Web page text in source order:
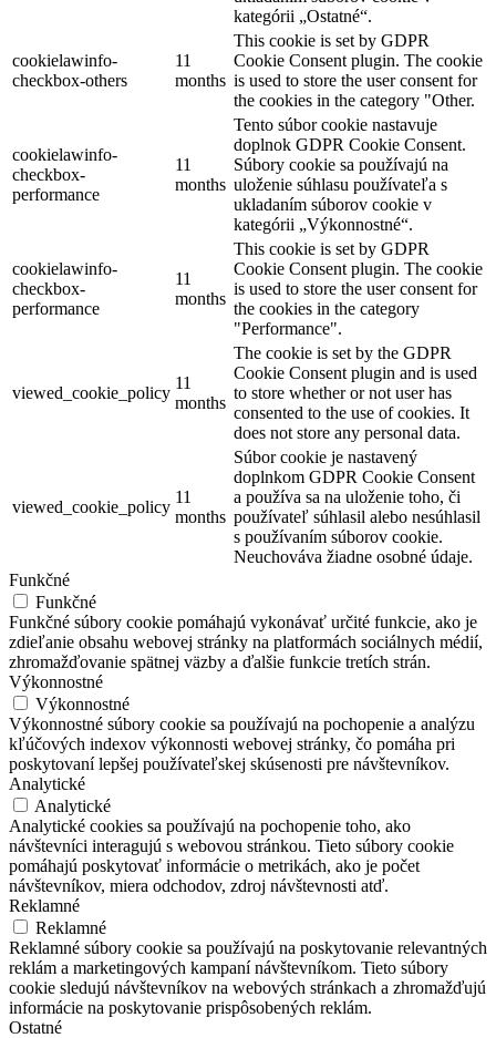
kategórii „Ostatné“.
cookielawinfo-
checkbox-others
11
months
This cookie is set by GDPR
Cookie Consent plugin. The cookie
is used to store the user consent for
the cookies in the category "Other.
cookielawinfo-
checkbox-
performance
11
months
Tento súbor cookie nastavuje
doplnok GDPR Cookie Consent.
Súbory cookie sa používajú na
uloženie súhlasu používateľa s
ukladaním súborov cookie v
kategórii „Výkonnostné“.
cookielawinfo-
checkbox-
performance
11
months
This cookie is set by GDPR
Cookie Consent plugin. The cookie
is used to store the user consent for
the cookies in the category
"Performance".
viewed_cookie_policy
11
months
The cookie is set by the GDPR
Cookie Consent plugin and is used
to store whether or not user has
consented to the use of cookies. It
does not store any personal data.
viewed_cookie_policy
11
months
Súbor cookie je nastavený
doplnkom GDPR Cookie Consent
a používa sa na uloženie toho, či
používateľ súhlasil alebo nesúhlasil
s používaním súborov cookie.
Neuchováva žiadne osobné údaje.
Funkčné
Funkčné
Funkčné súbory cookie pomáhajú vykonávať určité funkcie, ako je
zdieľanie obsahu webovej stránky na platformách sociálnych médií,
zhromažďovanie spätnej väzby a ďalšie funkcie tretích strán.
Výkonnostné
Výkonnostné
Výkonnostné súbory cookie sa používajú na pochopenie a analýzu
kľúčových indexov výkonnosti webovej stránky, čo pomáha pri
poskytovaní lepšej používateľskej skúsenosti pre návštevníkov.
Analytické
Analytické
Analytické cookies sa používajú na pochopenie toho, ako
návštevníci interagujú s webovou stránkou. Tieto súbory cookie
pomáhajú poskytovať informácie o metrikách, ako je počet
návštevníkov, miera odchodov, zdroj návštevnosti atď.
Reklamné
Reklamné
Reklamné súbory cookie sa používajú na poskytovanie relevantných
reklám a marketingových kampaní návštevníkom. Tieto súbory
cookie sledujú návštevníkov na webových stránkach a zhromažďujú
informácie na poskytovanie prispôsobených reklám.
Ostatné